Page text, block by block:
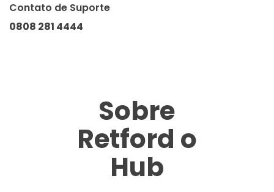
Contato de Suporte
0808 281 4444
Sobre
Retford o
Hub